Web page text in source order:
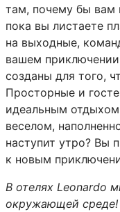
там, почему бы вам
пока вы листаете
на выходные,
вашем
созданы для того,
Просторные и
идеальным
веселом,
наступит утро? Вы
к новым
В отелях Leonardo
окружающей среде!